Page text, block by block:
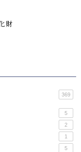
財
369
5
2
1
5